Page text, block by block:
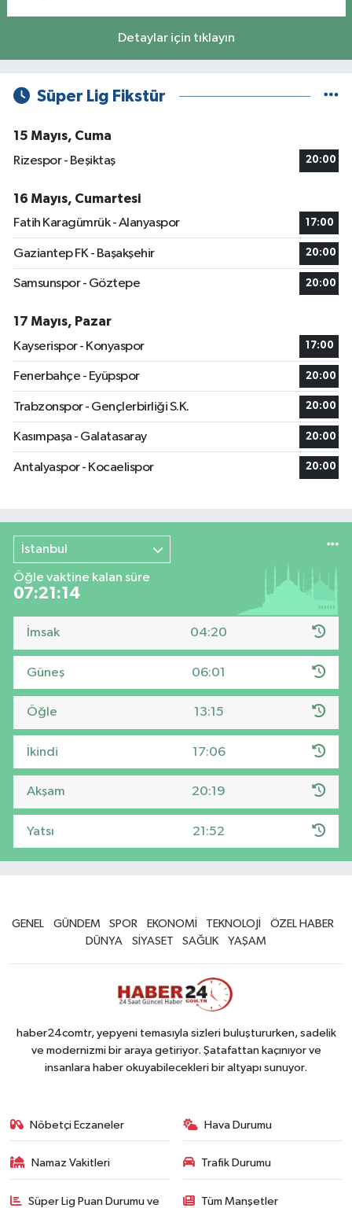
Detaylar için tıklayın
Süper Lig Fikstür
15 Mayıs, Cuma
Rizespor - Beşiktaş
20:00
16 Mayıs, Cumartesi
Fatih Karagümrük - Alanyaspor
17:00
Gaziantep FK - Başakşehir 20:00
Samsunspor - Göztepe 20:00
17 Mayıs, Pazar
Kayserispor - Konyaspor
17:00
Fenerbahçe - Eyüpspor 20:00
Trabzonspor - Gençlerbirliği S.K. 20:00
Kasımpaşa - Galatasaray 20:00
Antalyaspor - Kocaelispor 20:00
İstanbul
Öğle vaktine kalan süre
07:21:13
İmsak 04:20
Güneş 06:01
Öğle 13:15
İkindi 17:06
Akşam 20:19
Yatsı 21:52
GENEL GÜNDEM SPOR EKONOMİ TEKNOLOJİ
ÖZEL HABER
DÜNYA
SİYASET SAĞLIK YAŞAM
haber24comtr, yepyeni temasıyla sizleri buluştururken, sadelik
ve modernizmi bir araya getiriyor. Şatafattan kaçınıyor ve
insanlara haber okuyabilecekleri bir altyapı sunuyor.
Nöbetçi Eczaneler Hava Durumu
Namaz Vakitleri Trafik Durumu
Süper Lig Puan Durumu ve Tüm Manşetler